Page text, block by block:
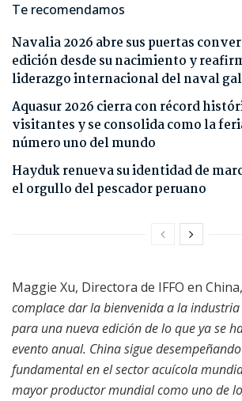
Te recomendamos
Navalia 2026 abre sus puertas
edición desde su nacimiento y
liderazgo internacional del naval
Aquasur 2026 cierra con récord
visitantes y se consolida como la
número uno del mundo
Hayduk renueva su identidad de
el orgullo del pescador peruano
Maggie Xu, Directora de IFFO en
complace dar la bienvenida a la
para una nueva edición de lo que ya se
evento anual. China sigue
fundamental en el sector acuícola
mayor productor mundial como uno de